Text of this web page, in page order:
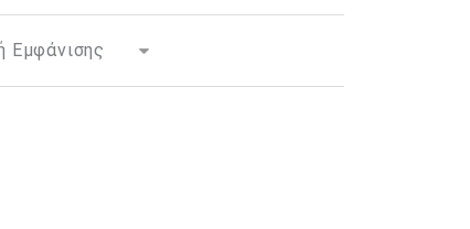
διαθέσιμα σε πολυτελή φινιρίσματα όπως
εξατομικευμένη και μοναδική εμφάνιση. Η
και το μπλε, που προκαλούν την αδάμαστη
αυτοπεποίθησης και τολμηρού στυλ. Η
με λειτουργικότητα. Διαθέσιμη σε έντονους
μοντέρνας, ιδανικό για όσους θέλουν να